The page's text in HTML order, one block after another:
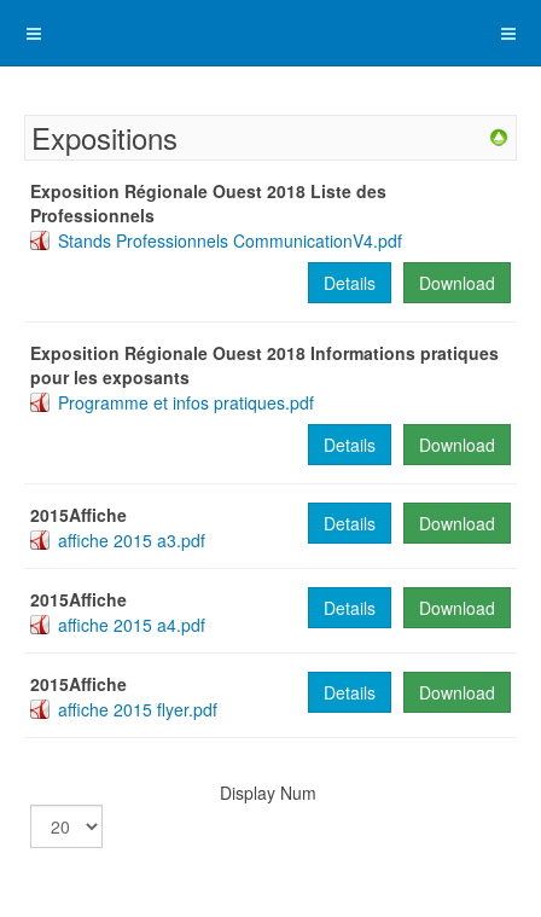
Expositions
Exposition Régionale Ouest 2018 Liste des
Professionnels
Stands Professionnels CommunicationV4.pdf
Download
Details
Exposition Régionale Ouest 2018 Informations pratiques
pour les exposants
Programme et infos pratiques.pdf
Download
Details
2015Affiche
affiche 2015 a3.pdf
Download
Details
2015Affiche
affiche 2015 a4.pdf
Download
Details
2015Affiche
affiche 2015 flyer.pdf
Download
Details
Display Num